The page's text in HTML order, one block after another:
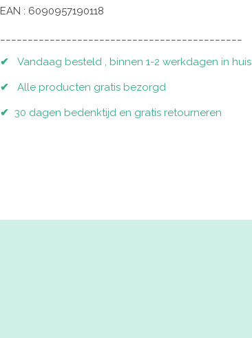
EAN : 6090957190118
✔ Vandaag besteld , binnen 1-2 werkdagen in huis
✔ Alle producten gratis bezorgd
✔ 30 dagen bedenktijd en gratis retourneren